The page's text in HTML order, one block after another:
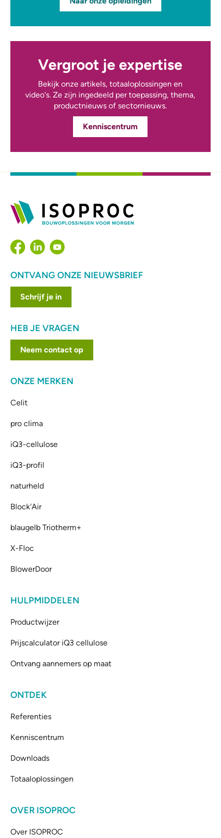
Vergroot je expertise
Bekijk onze artikels, totaaloplossingen en
video's. Ze zijn ingedeeld per toepassing, thema,
productnieuws of sectornieuws.
Kenniscentrum
ONTVANG ONZE NIEUWSBRIEF
Schrijf je in
HEB JE VRAGEN
Neem contact op
ONZE MERKEN
Celit
pro clima
iQ3-cellulose
iQ3-profil
naturheld
Block'Air
blaugelb Triotherm+
X-Floc
BlowerDoor
HULPMIDDELEN
Productwijzer
Prijscalculator iQ3 cellulose
Ontvang aannemers op maat
ONTDEK
Referenties
Kenniscentrum
Downloads
Totaaloplossingen
OVER ISOPROC
Over ISOPROC